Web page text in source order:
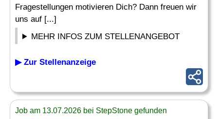
Fragestellungen motivieren Dich? Dann freuen wir
uns auf [...]
MEHR INFOS ZUM STELLENANGEBOT
▶ Zur Stellenanzeige
Job am 13.07.2026 bei StepStone gefunden